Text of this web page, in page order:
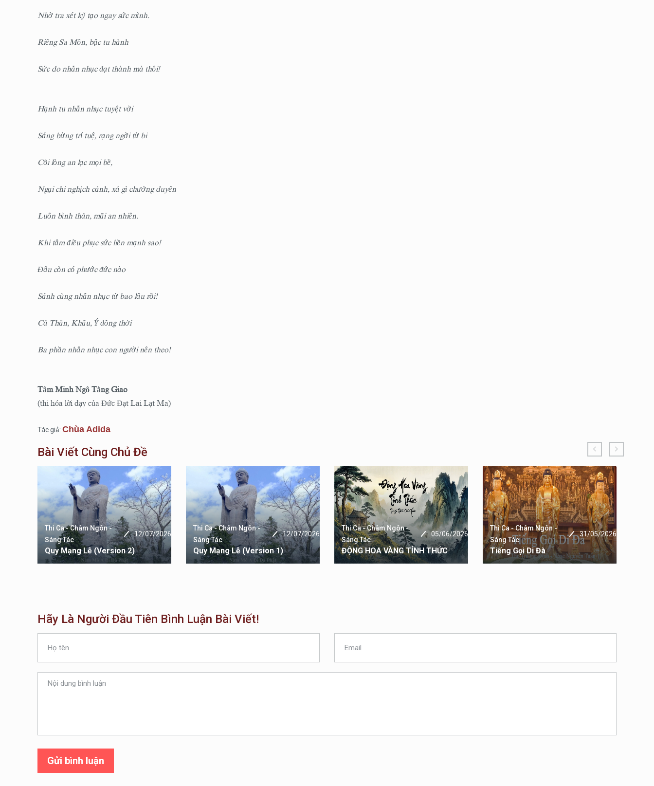
Nhờ tra xét kỹ tạo ngay sức mình.
Riêng Sa Môn, bậc tu hành
Sức do nhẫn nhục đạt thành mà thôi!
Hạnh tu nhẫn nhục tuyệt vời
Sáng bừng trí tuệ, rạng ngời từ bi
Cõi lòng an lạc mọi bề,
Ngại chi nghịch cảnh, xá gì chướng duyên
Luôn bình thản, mãi an nhiên.
Khi tâm điều phục sức liền mạnh sao!
Đâu còn có phước đức nào
Sánh cùng nhẫn nhục từ bao lâu rồi!
Cả Thân, Khẩu, Ý đồng thời
Ba phần nhẫn nhục con người nên theo!
Tâm Minh Ngô Tằng Giao
(thi hóa lời dạy của Đức Đạt Lai Lạt Ma)
Tác giả: Chùa Adida
Bài Viết Cùng Chủ Đề
Thi Ca - Châm Ngôn -
Sáng Tác
12/07/2026
Quy Mạng Lễ (version 2)
Thi Ca - Châm Ngôn -
Sáng Tác
12/07/2026
Quy Mạng Lễ (version 1)
Thi Ca - Châm Ngôn -
Sáng Tác
05/06/2026
ĐỘNG HOA VÀNG TỈNH THỨC
Thi Ca - Châm Ngôn -
Sáng Tác
31/05/2026
Tiếng Gọi Di Đà
Hãy Là Người Đầu Tiên Bình Luận Bài Viết!
Gửi bình luận